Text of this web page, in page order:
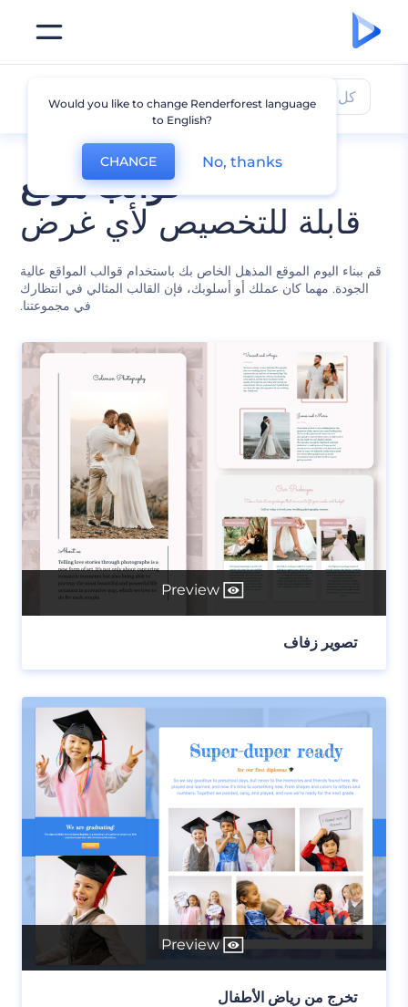
قوالب موقع
قابلة للتخصيص لأي غرض
قم ببناء اليوم الموقع المذهل الخاص بك باستخدام قوالب المواقع عالية
الجودة. مهما كان عملك أو أسلوبك، فإن القالب المثالي في انتظارك
في مجموعتنا.
كل القوالب
Preview
تصوير زفاف
Preview
تخرج من رياض الأطفال
Would you like to change Renderforest language
to English?
CHANGE No, thanks